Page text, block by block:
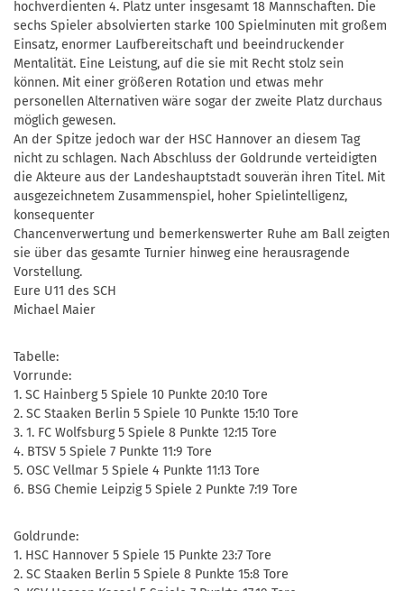
hochverdienten 4. Platz unter insgesamt 18 Mannschaften. Die
sechs Spieler absolvierten starke 100 Spielminuten mit großem
Einsatz, enormer Laufbereitschaft und beeindruckender
Mentalität. Eine Leistung, auf die sie mit Recht stolz sein
können. Mit einer größeren Rotation und etwas mehr
personellen Alternativen wäre sogar der zweite Platz durchaus
möglich gewesen.
An der Spitze jedoch war der HSC Hannover an diesem Tag
nicht zu schlagen. Nach Abschluss der Goldrunde verteidigten
die Akteure aus der Landeshauptstadt souverän ihren Titel. Mit
ausgezeichnetem Zusammenspiel, hoher Spielintelligenz,
konsequenter
Chancenverwertung und bemerkenswerter Ruhe am Ball zeigten
sie über das gesamte Turnier hinweg eine herausragende
Vorstellung.
Eure U11 des SCH
Michael Maier
Tabelle:
Vorrunde:
1. SC Hainberg 5 Spiele 10 Punkte 20:10 Tore
2. SC Staaken Berlin 5 Spiele 10 Punkte 15:10 Tore
3. 1. FC Wolfsburg 5 Spiele 8 Punkte 12:15 Tore
4. BTSV 5 Spiele 7 Punkte 11:9 Tore
5. OSC Vellmar 5 Spiele 4 Punkte 11:13 Tore
6. BSG Chemie Leipzig 5 Spiele 2 Punkte 7:19 Tore
Goldrunde:
1. HSC Hannover 5 Spiele 15 Punkte 23:7 Tore
2. SC Staaken Berlin 5 Spiele 8 Punkte 15:8 Tore